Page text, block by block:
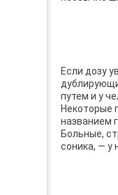
Если дозу
путем и у
Некоторые
названием
Больные,
соника, — у